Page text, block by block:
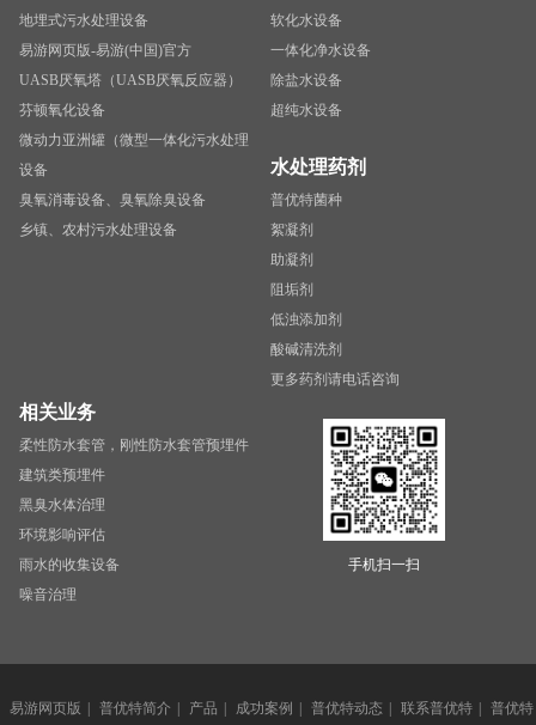
地埋式污水处理设备
易游网页版-易游(中国)官方
UASB厌氧塔（UASB厌氧反应器）
芬顿氧化设备
微动力亚洲罐（微型一体化污水处理
设备
臭氧消毒设备、臭氧除臭设备
乡镇、农村污水处理设备
软化水设备
一体化净水设备
除盐水设备
超纯水设备
水处理药剂
普优特菌种
絮凝剂
助凝剂
阻垢剂
低浊添加剂
酸碱清洗剂
更多药剂请电话咨询
相关业务
柔性防水套管，刚性防水套管预埋件
建筑类预埋件
黑臭水体治理
环境影响评估
雨水的收集设备
噪音治理
手机扫一扫
易游网页版 | 普优特简介 | 产品 | 成功案例 | 普优特动态 | 联系普优特 | 普优特